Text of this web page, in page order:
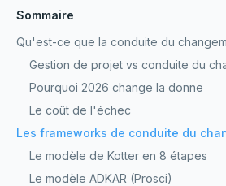
Sommaire
Qu'est-ce que la conduite du
Gestion de projet vs conduite du
Pourquoi 2026 change la donne
Le coût de l'échec
Les frameworks de conduite du
Le modèle de Kotter en 8 étapes
Le modèle ADKAR (Prosci)